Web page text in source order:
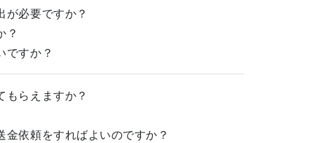
が必要ですか？
？
ですか？
もらえますか？
依頼をすればよいのですか？